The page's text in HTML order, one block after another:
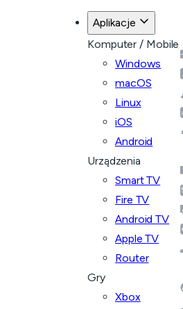
Aplikacje
Komputer / Mobile
Windows
macOS
Linux
iOS
Android
Urządzenia
Smart TV
Fire TV
Android TV
Apple TV
Router
Gry
Xbox